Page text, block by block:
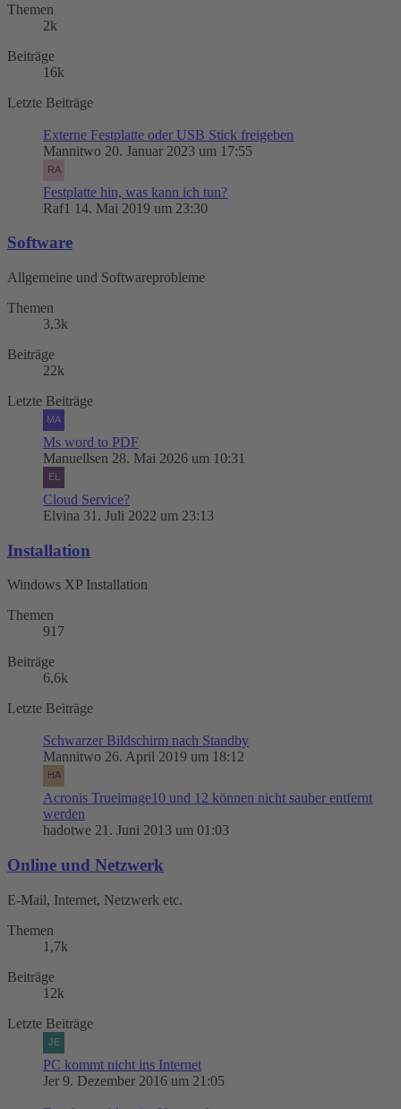
Themen
2k
Beiträge
16k
Letzte Beiträge
Externe Festplatte oder USB Stick freigeben
Mannitwo 20. Januar 2023 um 17:55
Festplatte hin, was kann ich tun?
Raf1 14. Mai 2019 um 23:30
Software
Allgemeine und Softwareprobleme
Themen
3,3k
Beiträge
22k
Letzte Beiträge
Ms word to PDF
Manuellsen 28. Mai 2026 um 10:31
Cloud Service?
Elvina 31. Juli 2022 um 23:13
Installation
Windows XP Installation
Themen
917
Beiträge
6,6k
Letzte Beiträge
Schwarzer Bildschirm nach Standby
Mannitwo 26. April 2019 um 18:12
Acronis Trueimage10 und 12 können nicht sauber entfernt
werden
hadotwe 21. Juni 2013 um 01:03
Online und Netzwerk
E-Mail, Internet, Netzwerk etc.
Themen
1,7k
Beiträge
12k
Letzte Beiträge
PC kommt nicht ins Internet
Jer 9. Dezember 2016 um 21:05